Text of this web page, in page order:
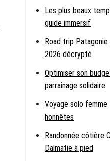
Les plus beaux
guide immersif
Road trip
2026 décrypté
Optimiser son
parrainage solidaire
Voyage solo
honnêtes
Randonnée côtière
Dalmatie à pied